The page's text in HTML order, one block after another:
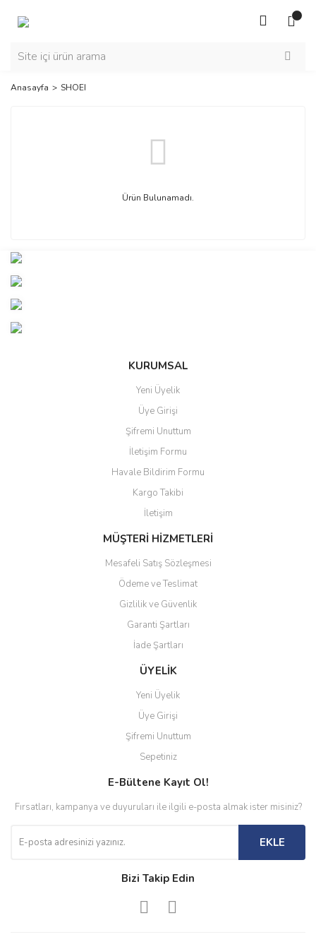
Anasayfa SHOEI
Ürün Bulunamadı.
KURUMSAL
Yeni Üyelik
Üye Girişi
Şifremi Unuttum
İletişim Formu
Havale Bildirim Formu
Kargo Takibi
İletişim
MÜŞTERİ HİZMETLERİ
Mesafeli Satış Sözleşmesi
Ödeme ve Teslimat
Gizlilik ve Güvenlik
Garanti Şartları
İade Şartları
ÜYELİK
Yeni Üyelik
Üye Girişi
Şifremi Unuttum
Sepetiniz
E-Bültene Kayıt Ol!
Fırsatları, kampanya ve duyuruları ile ilgili e-posta almak ister misiniz?
EKLE
Bizi Takip Edin